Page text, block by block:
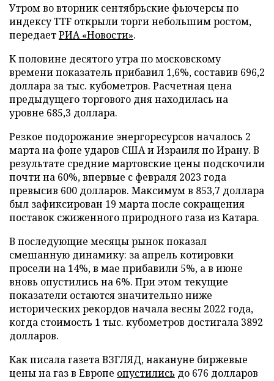
Утром во вторник сентябрьские фьючерсы по
индексу TTF открыли торги небольшим ростом,
передаетРИА «Новости».
К половине десятого утра по московскому
времени показатель прибавил 1,6%, составив 696,2
доллара за тыс. кубометров. Расчетная цена
предыдущего торгового дня находилась на
уровне 685,3 доллара.
Резкое подорожание энергоресурсов началось 2
марта на фоне ударов США и Израиля по Ирану. В
результате средние мартовские цены подскочили
почти на 60%, впервые с февраля 2023 года
превысив 600 долларов. Максимум в 853,7 доллара
был зафиксирован 19 марта после сокращения
поставок сжиженного природного газа из Катара.
В последующие месяцы рынок показал
смешанную динамику: за апрель котировки
просели на 14%, в мае прибавили 5%, а в июне
вновь опустились на 6%. При этом текущие
показатели остаются значительно ниже
исторических рекордов начала весны 2022 года,
когда стоимость 1 тыс. кубометров достигала 3892
долларов.
Как писала газета ВЗГЛЯД, накануне биржевые
цены на газ в Европе опустились до 676 долларов